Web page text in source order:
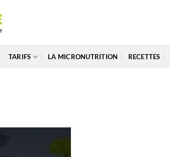
TARIFS LA MICRONUTRITION RECETTES